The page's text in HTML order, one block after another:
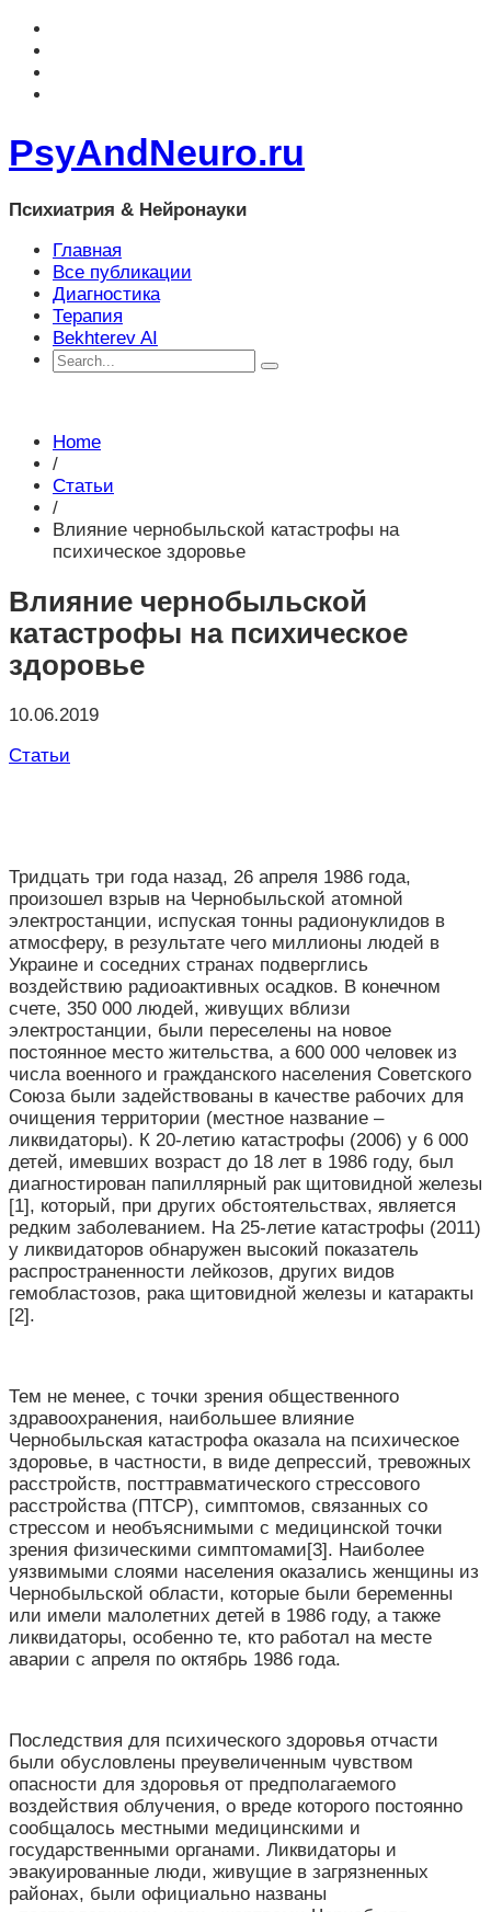
PsyAndNeuro.ru
Психиатрия & Нейронауки
Главная
Все публикации
Диагностика
Терапия
Bekhterev AI
Home
/
Статьи
/
Влияние чернобыльской катастрофы на
психическое здоровье
Влияние чернобыльской
катастрофы на психическое
здоровье
10.06.2019
Статьи
Тридцать три года назад, 26 апреля 1986 года,
произошел взрыв на Чернобыльской атомной
электростанции, испуская тонны радионуклидов в
атмосферу, в результате чего миллионы людей в
Украине и соседних странах подверглись
воздействию радиоактивных осадков. В конечном
счете, 350 000 людей, живущих вблизи
электростанции, были переселены на новое
постоянное место жительства, а 600 000 человек из
числа военного и гражданского населения Советского
Союза были задействованы в качестве рабочих для
очищения территории (местное название –
ликвидаторы). К 20-летию катастрофы (2006) у 6 000
детей, имевших возраст до 18 лет в 1986 году, был
диагностирован папиллярный рак щитовидной железы
[1], который, при других обстоятельствах, является
редким заболеванием. На 25-летие катастрофы (2011)
у ликвидаторов обнаружен высокий показатель
распространенности лейкозов, других видов
гемобластозов, рака щитовидной железы и катаракты
[2].
Тем не менее, с точки зрения общественного
здравоохранения, наибольшее влияние
Чернобыльская катастрофа оказала на психическое
здоровье, в частности, в виде депрессий, тревожных
расстройств, посттравматического стрессового
расстройства (ПТСР), симптомов, связанных со
стрессом и необъяснимыми с медицинской точки
зрения физическими симптомами[3]. Наиболее
уязвимыми слоями населения оказались женщины из
Чернобыльской области, которые были беременны
или имели малолетних детей в 1986 году, а также
ликвидаторы, особенно те, кто работал на месте
аварии с апреля по октябрь 1986 года.
Последствия для психического здоровья отчасти
были обусловлены преувеличенным чувством
опасности для здоровья от предполагаемого
воздействия облучения, о вреде которого постоянно
сообщалось местными медицинскими и
государственными органами. Ликвидаторы и
эвакуированные люди, живущие в загрязненных
районах, были официально названы